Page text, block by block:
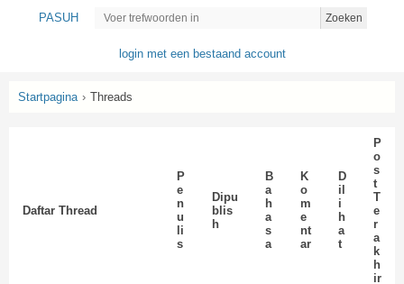
PASUH Zoeken
login met een bestaand account
Startpagina › Threads
Daftar Thread
P
e
n
u
li
s
Dipu
blis
h
B
a
h
a
s
a
K
o
m
e
nt
ar
D
il
i
h
a
t
P
o
s
t
T
e
r
a
k
h
ir